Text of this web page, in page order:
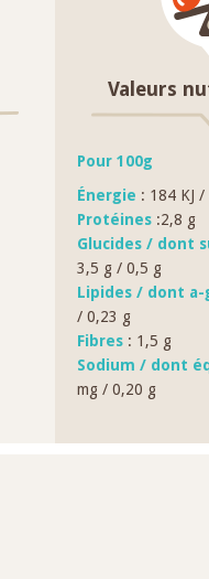
Valeurs
Pour 100g
Énergie : 184 KJ /
Protéines:2,8 g
Glucides / dont
3,5 g / 0,5 g
Lipides / dont a-
/ 0,23 g
Fibres: 1,5 g
Sodium / dont
mg / 0,20 g